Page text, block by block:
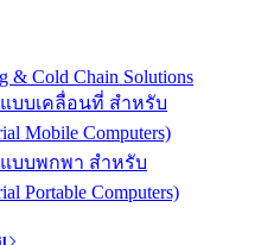
& Cold Chain Solutions
บบเคลื่อนที่ สำหรับ
Mobile Computers)
บบพกพา สำหรับ
Portable Computers)